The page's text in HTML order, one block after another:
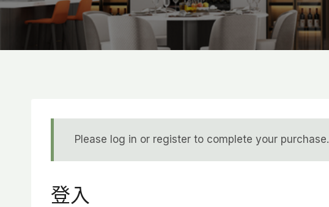
Please log in or register to complete your purchase.
登入